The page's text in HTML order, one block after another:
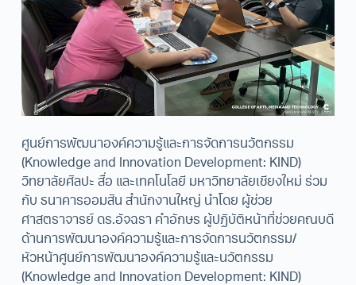
ศูนย์การพัฒนาองค์ความรู้และการจัดการนวัตกรรม
(Knowledge and Innovation Development: KIND)
วิทยาลัยศิลปะ สื่อ และเทคโนโลยี มหาวิทยาลัยเชียงใหม่ ร่วม
กับ ธนาคารออมสิน สำนักงานใหญ่ นำโดย ผู้ช่วย
ศาสตราจารย์ ดร.อัจฉรา คำอักษร ผู้ปฏิบัติหน้าที่ช่วยคณบดี
ด้านการพัฒนาองค์ความรู้และการจัดการนวัตกรรม/
หัวหน้าศูนย์การพัฒนาองค์ความรู้และนวัตกรรม
(Knowledge and Innovation Development: KIND)